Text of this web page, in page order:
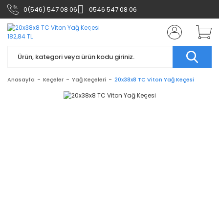
0(546) 547 08 06 0546 547 08 06
Anasayfa Keçeler Yağ Keçeleri 20x38x8 TC Viton Yağ Keçesi